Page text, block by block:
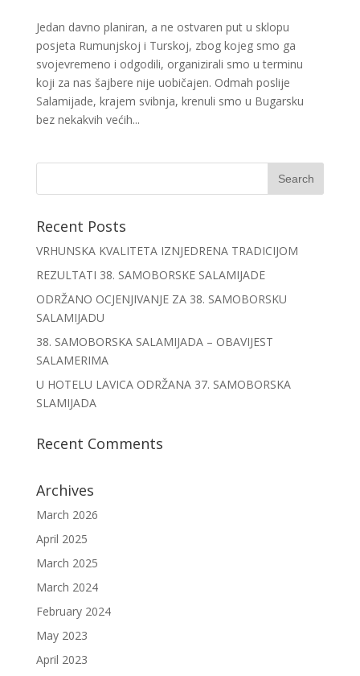
Jedan davno planiran, a ne ostvaren put u sklopu
posjeta Rumunjskoj i Turskoj, zbog kojeg smo ga
svojevremeno i odgodili, organizirali smo u terminu
koji za nas šajbere nije uobičajen. Odmah poslije
Salamijade, krajem svibnja, krenuli smo u Bugarsku
bez nekakvih većih...
Recent Posts
VRHUNSKA KVALITETA IZNJEDRENA TRADICIJOM
REZULTATI 38. SAMOBORSKE SALAMIJADE
ODRŽANO OCJENJIVANJE ZA 38. SAMOBORSKU
SALAMIJADU
38. SAMOBORSKA SALAMIJADA – OBAVIJEST
SALAMERIMA
U HOTELU LAVICA ODRŽANA 37. SAMOBORSKA
SLAMIJADA
Recent Comments
Archives
March 2026
April 2025
March 2025
March 2024
February 2024
May 2023
April 2023